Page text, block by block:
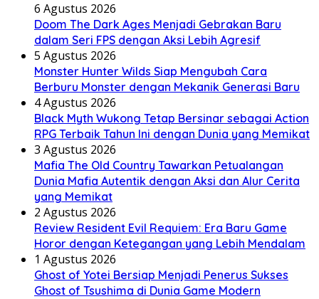
6 Agustus 2026
Doom The Dark Ages Menjadi Gebrakan Baru
dalam Seri FPS dengan Aksi Lebih Agresif
5 Agustus 2026
Monster Hunter Wilds Siap Mengubah Cara
Berburu Monster dengan Mekanik Generasi Baru
4 Agustus 2026
Black Myth Wukong Tetap Bersinar sebagai Action
RPG Terbaik Tahun Ini dengan Dunia yang Memikat
3 Agustus 2026
Mafia The Old Country Tawarkan Petualangan
Dunia Mafia Autentik dengan Aksi dan Alur Cerita
yang Memikat
2 Agustus 2026
Review Resident Evil Requiem: Era Baru Game
Horor dengan Ketegangan yang Lebih Mendalam
1 Agustus 2026
Ghost of Yotei Bersiap Menjadi Penerus Sukses
Ghost of Tsushima di Dunia Game Modern